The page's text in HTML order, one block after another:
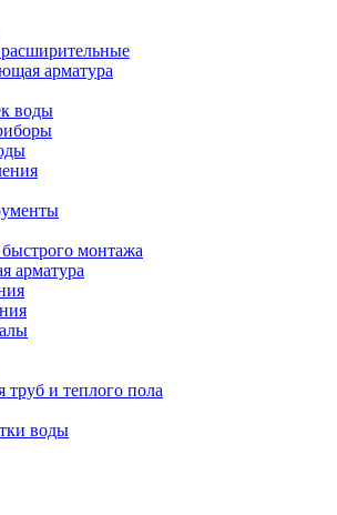
арматура
воды
монтажа
арматура
труб и теплого пола
воды